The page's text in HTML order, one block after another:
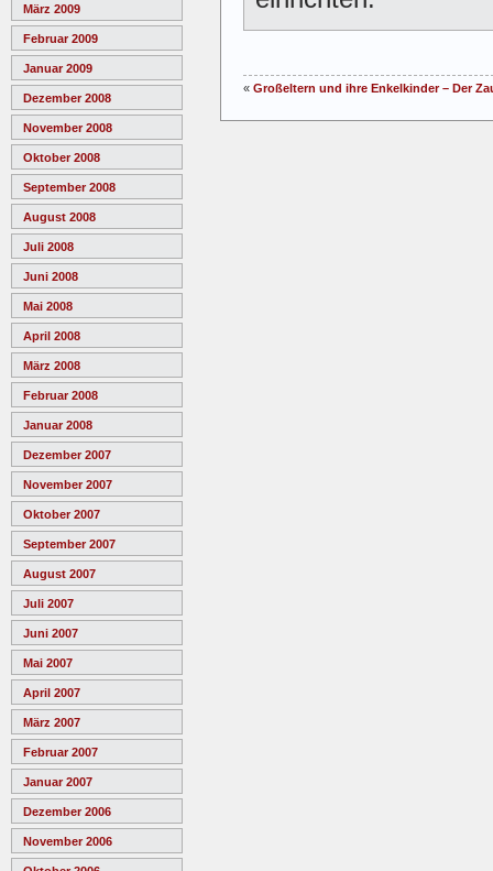
März 2009
Februar 2009
Januar 2009
Dezember 2008
November 2008
Oktober 2008
September 2008
August 2008
Juli 2008
Juni 2008
Mai 2008
April 2008
März 2008
Februar 2008
Januar 2008
Dezember 2007
November 2007
Oktober 2007
September 2007
August 2007
Juli 2007
Juni 2007
Mai 2007
April 2007
März 2007
Februar 2007
Januar 2007
Dezember 2006
November 2006
« Großeltern und ihre Enkelkinder – Der